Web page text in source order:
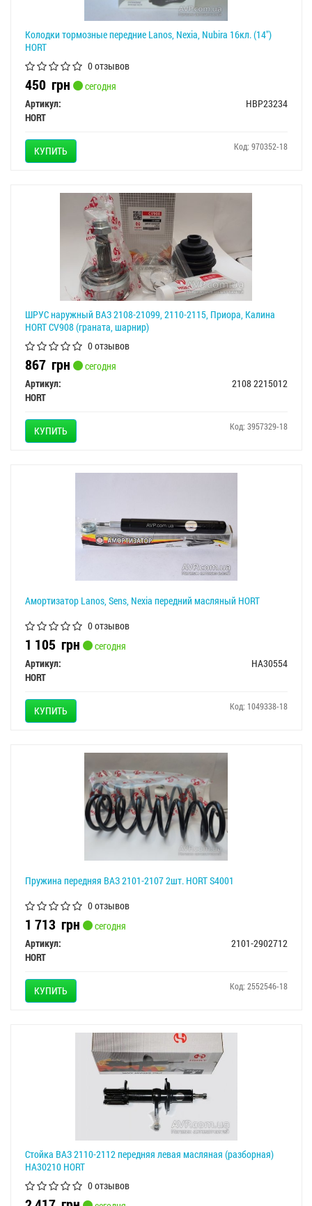
Колодки тормозные передние Lanos, Nexia, Nubira 16кл. (14")
HORT
0 отзывов
450 грн
сегодня
Артикул:
HBP23234
HORT
КУПИТЬ Код: 970352-18
ШРУС наружный ВАЗ 2108-21099, 2110-2115, Приора, Калина
HORT CV908 (граната, шарнир)
0 отзывов
867 грн
сегодня
Артикул:
2108 2215012
HORT
КУПИТЬ Код: 3957329-18
Амортизатор Lanos, Sens, Nexia передний масляный HORT
0 отзывов
1 105 грн
сегодня
Артикул:
HA30554
HORT
КУПИТЬ Код: 1049338-18
Пружина передняя ВАЗ 2101-2107 2шт. HORT S4001
0 отзывов
1 713 грн
сегодня
Артикул:
2101-2902712
HORT
КУПИТЬ Код: 2552546-18
Стойка ВАЗ 2110-2112 передняя левая масляная (разборная)
HA30210 HORT
0 отзывов